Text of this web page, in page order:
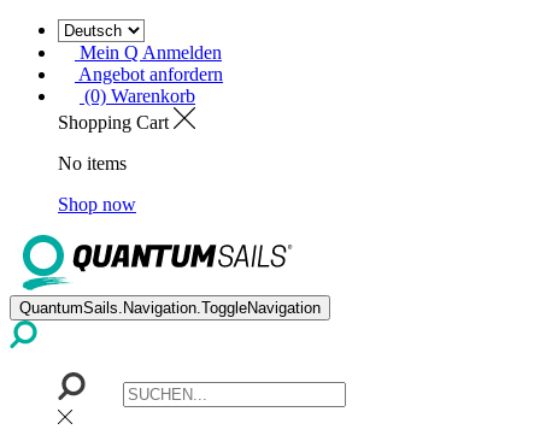
Mein Q Anmelden
Angebot anfordern
(0) Warenkorb
Shopping Cart
No items
Shop now
QuantumSails.Navigation.ToggleNavigation